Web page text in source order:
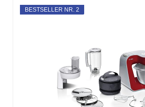
BESTSELLER NR. 2